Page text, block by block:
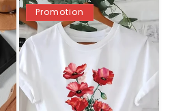
Promotion